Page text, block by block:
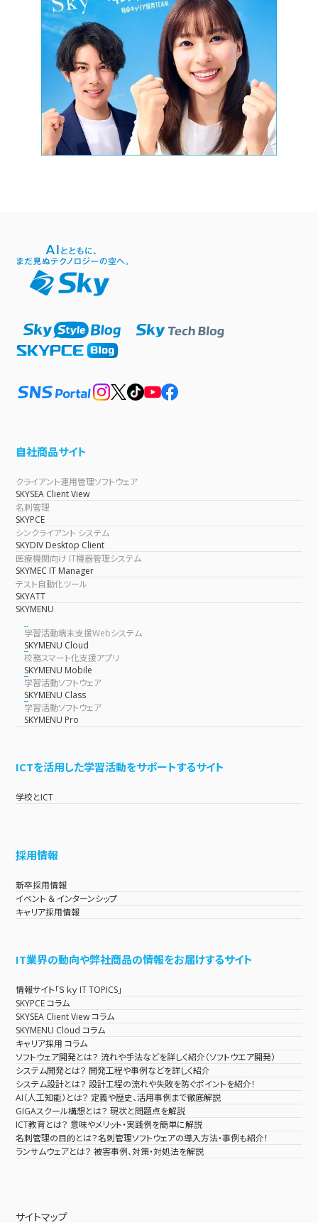
自社商品サイト
クライアント運用管理ソフトウェア
SKYSEA Client View
名刺管理
SKYPCE
シンクライアント システム
SKYDIV Desktop Client
医療機関向け IT機器管理システム
SKYMEC IT Manager
テスト自動化ツール
SKYATT
SKYMENU
学習活動端末支援Webシステム
SKYMENU Cloud
校務スマート化支援アプリ
SKYMENU Mobile
学習活動ソフトウェア
SKYMENU Class
学習活動ソフトウェア
SKYMENU Pro
ICTを活用した学習活動をサポートするサイト
学校とICT
採用情報
新卒採用情報
イベント & インターンシップ
キャリア採用情報
IT業界の動向や弊社商品の情報をお届けするサイト
情報サイト「Ｓｋｙ IT TOPICS」
SKYPCE コラム
SKYSEA Client View コラム
SKYMENU Cloud コラム
キャリア採用 コラム
ソフトウェア開発とは？ 流れや手法などを詳しく紹介（ソフトウエア開発）
システム開発とは？ 開発工程や事例などを詳しく紹介
システム設計とは？ 設計工程の流れや失敗を防ぐポイントを紹介！
AI（人工知能）とは？ 定義や歴史、活用事例まで徹底解説
GIGAスクール構想とは？ 現状と問題点を解説
ICT教育とは？ 意味やメリット・実践例を簡単に解説
名刺管理の目的とは？名刺管理ソフトウェアの導入方法・事例も紹介！
ランサムウェアとは？ 被害事例、対策・対処法を解説
サイトマップ